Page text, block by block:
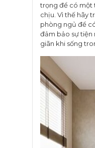
trọng để có một
chịu. Vì thế hãy
phòng ngủ để
đảm bảo sự tiện
giãn khi sống